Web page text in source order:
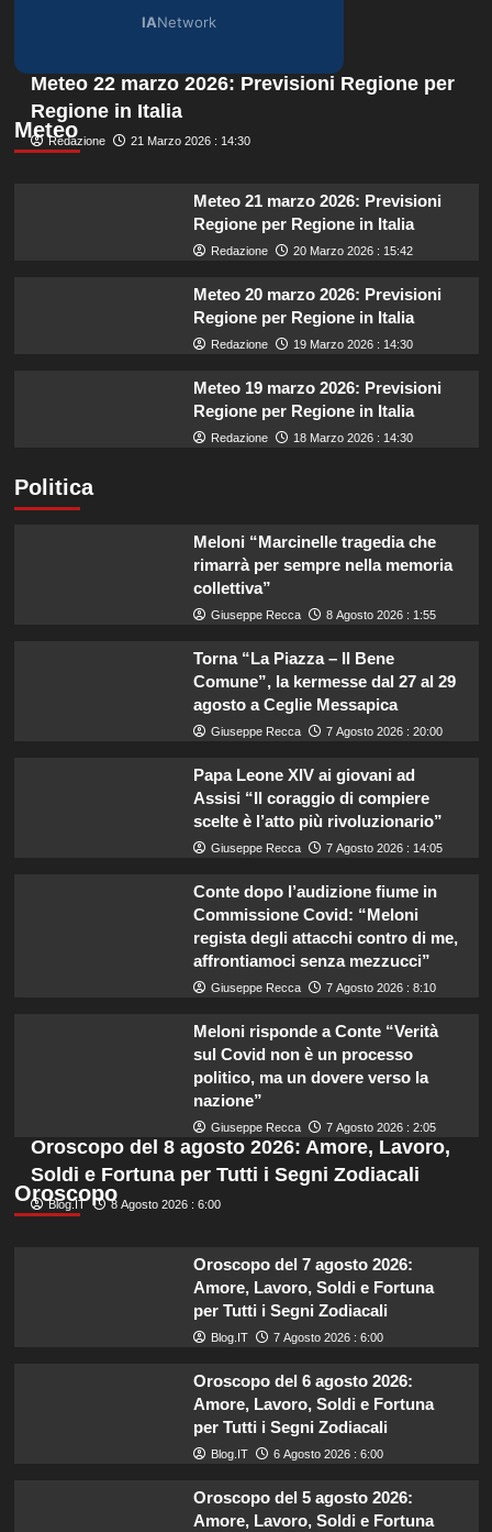
IANetwork
Meteo
Meteo 22 marzo 2026: Previsioni Regione per
Regione in Italia
Redazione 21 Marzo 2026 : 14:30
Meteo 21 marzo 2026: Previsioni
Regione per Regione in Italia
Redazione 20 Marzo 2026 : 15:42
Meteo 20 marzo 2026: Previsioni
Regione per Regione in Italia
Redazione 19 Marzo 2026 : 14:30
Meteo 19 marzo 2026: Previsioni
Regione per Regione in Italia
Redazione 18 Marzo 2026 : 14:30
Politica
Meloni “Marcinelle tragedia che
rimarrà per sempre nella memoria
collettiva”
Giuseppe Recca 8 Agosto 2026 : 1:55
Torna “La Piazza – Il Bene
Comune”, la kermesse dal 27 al 29
agosto a Ceglie Messapica
Giuseppe Recca 7 Agosto 2026 : 20:00
Papa Leone XIV ai giovani ad
Assisi “Il coraggio di compiere
scelte è l’atto più rivoluzionario”
Giuseppe Recca 7 Agosto 2026 : 14:05
Conte dopo l’audizione fiume in
Commissione Covid: “Meloni
regista degli attacchi contro di me,
affrontiamoci senza mezzucci”
Giuseppe Recca 7 Agosto 2026 : 8:10
Meloni risponde a Conte “Verità
sul Covid non è un processo
politico, ma un dovere verso la
nazione”
Giuseppe Recca 7 Agosto 2026 : 2:05
Oroscopo
Oroscopo del 8 agosto 2026: Amore, Lavoro,
Soldi e Fortuna per Tutti i Segni Zodiacali
Blog.IT 8 Agosto 2026 : 6:00
Oroscopo del 7 agosto 2026:
Amore, Lavoro, Soldi e Fortuna
per Tutti i Segni Zodiacali
Blog.IT 7 Agosto 2026 : 6:00
Oroscopo del 6 agosto 2026:
Amore, Lavoro, Soldi e Fortuna
per Tutti i Segni Zodiacali
Blog.IT 6 Agosto 2026 : 6:00
Oroscopo del 5 agosto 2026:
Amore, Lavoro, Soldi e Fortuna